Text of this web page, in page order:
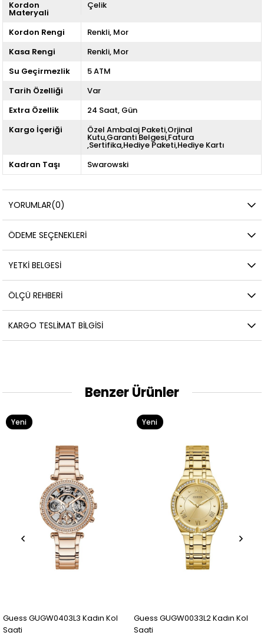
Kordon
Materyali
Çelik
Kordon Rengi Renkli Mor
Kasa Rengi
Renkli Mor
Su Geçirmezlik
5 ATM
Tarih Özelliği
Var
Extra Özellik
24 Saat Gün
Kargo İçeriği
Özel Ambalaj Paketi,Orjinal
Kutu,Garanti Belgesi,Fatura
,Sertifika,Hediye Paketi,Hediye Kartı
Kadran Taşı
Swarowski
YORUMLAR(0)
ÖDEME SEÇENEKLERI
YETKİ BELGESİ
ÖLÇÜ REHBERI
KARGO TESLIMAT BILGISI
Benzer Ürünler
Kadın Kol
Guess GUGW0033L2 Kadın Kol
Guess